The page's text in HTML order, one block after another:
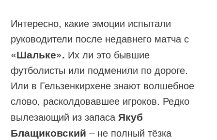
Интересно, какие эмоции испытали
руководители после недавнего матча с
«Шальке». Их ли это бывшие
футболисты или подменили по дороге.
Или в Гельзенкирхене знают волшебное
слово, расколдовавшее игроков. Редко
вылезающий из запасаЯкуб
Блащиковский – не полный тёзка